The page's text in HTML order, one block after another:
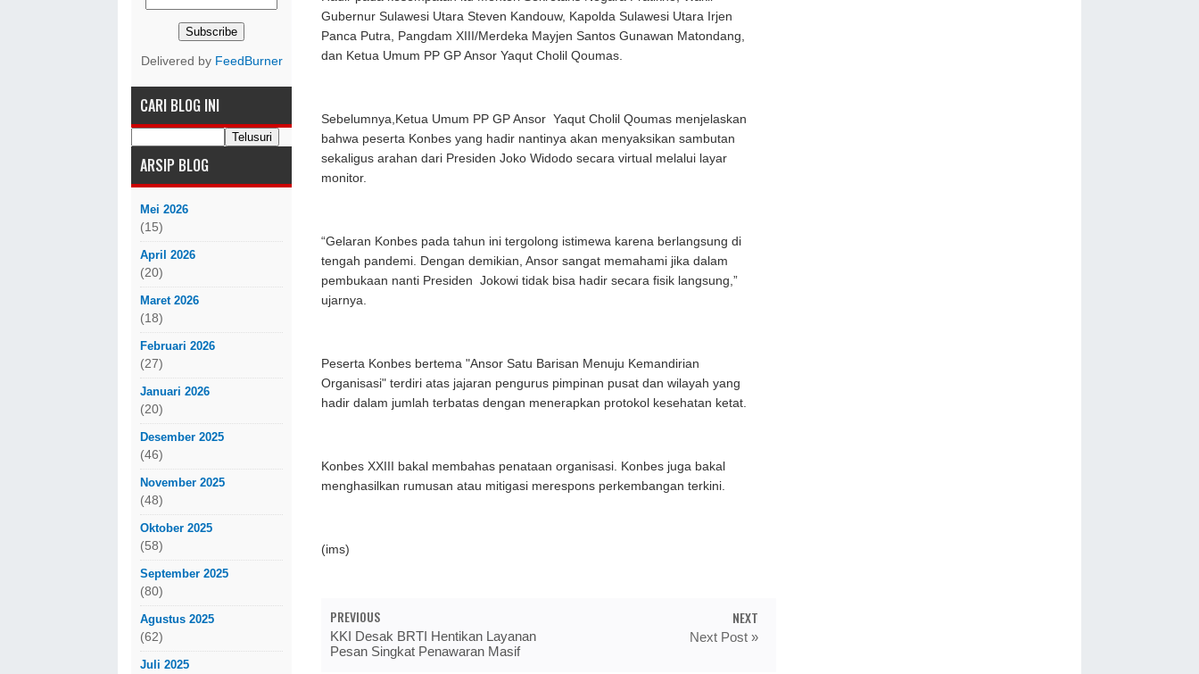
Delivered by FeedBurner
CARI BLOG INI
ARSIP BLOG
Mei 2026
(15)
April 2026
(20)
Maret 2026
(18)
Februari 2026
(27)
Januari 2026
(20)
Desember 2025
(46)
November 2025
(48)
Oktober 2025
(58)
September 2025
(80)
Agustus 2025
(62)
Juli 2025
Gubernur Sulawesi Utara Steven Kandouw, Kapolda Sulawesi Utara Irjen
Panca Putra, Pangdam XIII/Merdeka Mayjen Santos Gunawan Matondang,
dan Ketua Umum PP GP Ansor Yaqut Cholil Qoumas.
Sebelumnya,Ketua Umum PP GP Ansor Yaqut Cholil Qoumas menjelaskan
bahwa peserta Konbes yang hadir nantinya akan menyaksikan sambutan
sekaligus arahan dari Presiden Joko Widodo secara virtual melalui layar
monitor.
“Gelaran Konbes pada tahun ini tergolong istimewa karena berlangsung di
tengah pandemi. Dengan demikian, Ansor sangat memahami jika dalam
pembukaan nanti Presiden Jokowi tidak bisa hadir secara fisik langsung,”
ujarnya.
Peserta Konbes bertema "Ansor Satu Barisan Menuju Kemandirian
Organisasi" terdiri atas jajaran pengurus pimpinan pusat dan wilayah yang
hadir dalam jumlah terbatas dengan menerapkan protokol kesehatan ketat.
Konbes XXIII bakal membahas penataan organisasi. Konbes juga bakal
menghasilkan rumusan atau mitigasi merespons perkembangan terkini.
(ims)
PREVIOUS
KKI Desak BRTI Hentikan Layanan
Pesan Singkat Penawaran Masif
NEXT
Next Post »